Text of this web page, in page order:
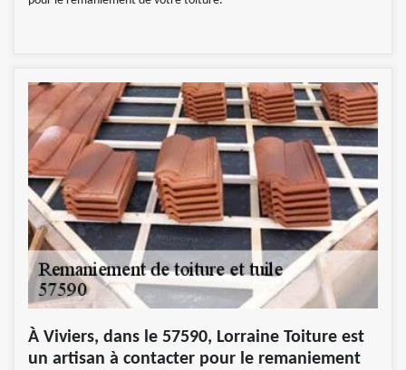
À Viviers, dans le 57590, Lorraine Toiture est
un artisan à contacter pour le remaniement